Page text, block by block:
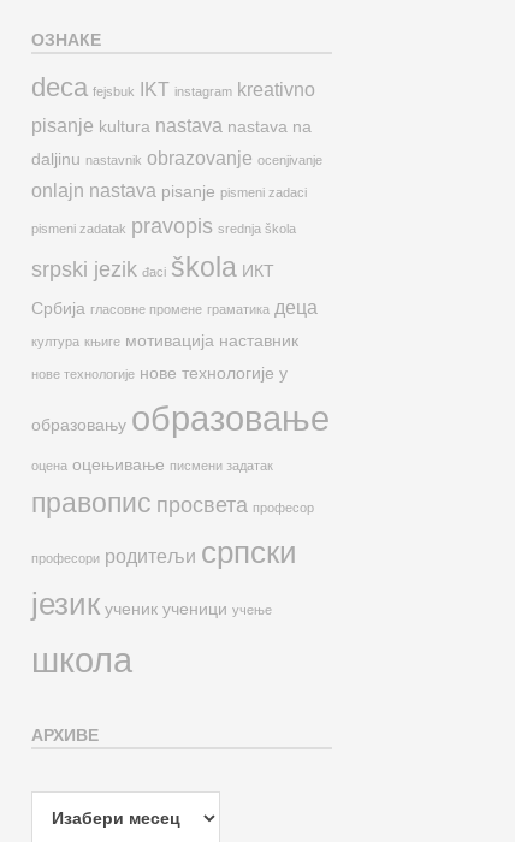
ОЗНАКЕ
deca fejsbuk IKT instagram kreativno
pisanje kultura nastava nastava na
daljinu nastavnik obrazovanje ocenjivanje
onlajn nastava pisanje pismeni zadaci
pismeni zadatak pravopis srednja škola
srpski jezik đaci škola ИКТ
Србија гласовне промене граматика деца
култура књиге мотивација наставник
нове технологије нове технологије у
образовању образовање
оцена оцењивање писмени задатак
правопис просвета професор
професори родитељи српски
језик ученик ученици учење
школа
АРХИВЕ